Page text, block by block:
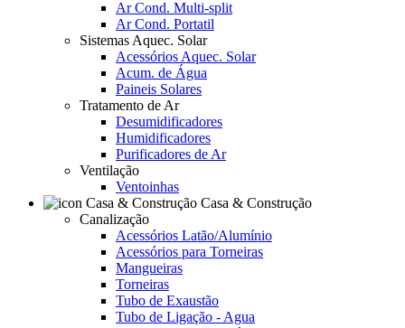
Ar Cond. Multi-split
Ar Cond. Portatil
Sistemas Aquec. Solar
Acessórios Aquec. Solar
Acum. de Água
Paineis Solares
Tratamento de Ar
Desumidificadores
Humidificadores
Purificadores de Ar
Ventilação
Ventoinhas
Casa & Construção
Canalização
Acessórios Latão/Alumínio
Acessórios para Torneiras
Mangueiras
Torneiras
Tubo de Exaustão
Tubo de Ligação - Agua